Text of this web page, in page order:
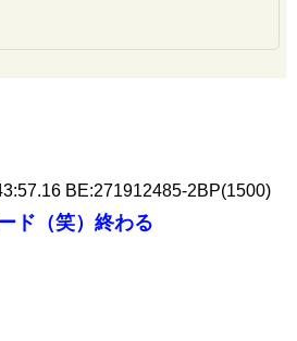
BE:271912485-2BP(1500)
ド（笑）終わる